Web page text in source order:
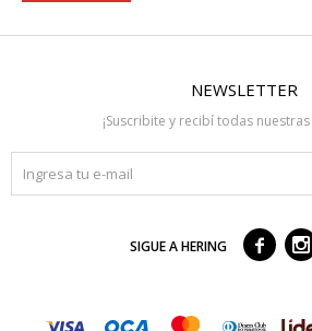
NEWSLETTER
¡Suscribite y recibí todas
SIGUE A HERING  